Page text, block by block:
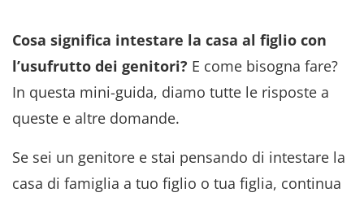
Cosa significa intestare la casa al figlio con
l’usufrutto dei genitori? E come bisogna fare?
In questa mini-guida, diamo tutte le risposte a
queste e altre domande.
Se sei un genitore e stai pensando di intestare la
casa di famiglia a tuo figlio o tua figlia, continua